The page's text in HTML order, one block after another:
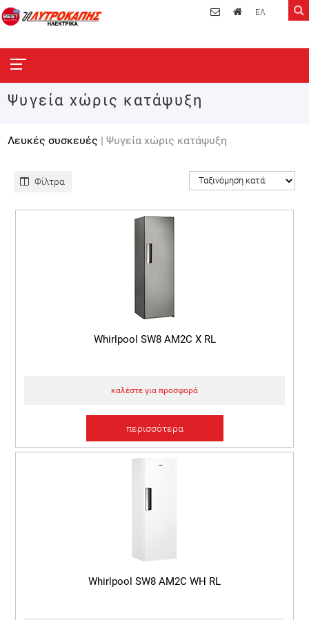
ΕΛ
Ψυγεία χώρις κατάψυξη
Λευκές συσκευές | Ψυγεία χώρις κατάψυξη
Φίλτρα
Whirlpool SW8 AM2C X RL
καλέστε για προσφορά
περισσότερα
Whirlpool SW8 AM2C WH RL